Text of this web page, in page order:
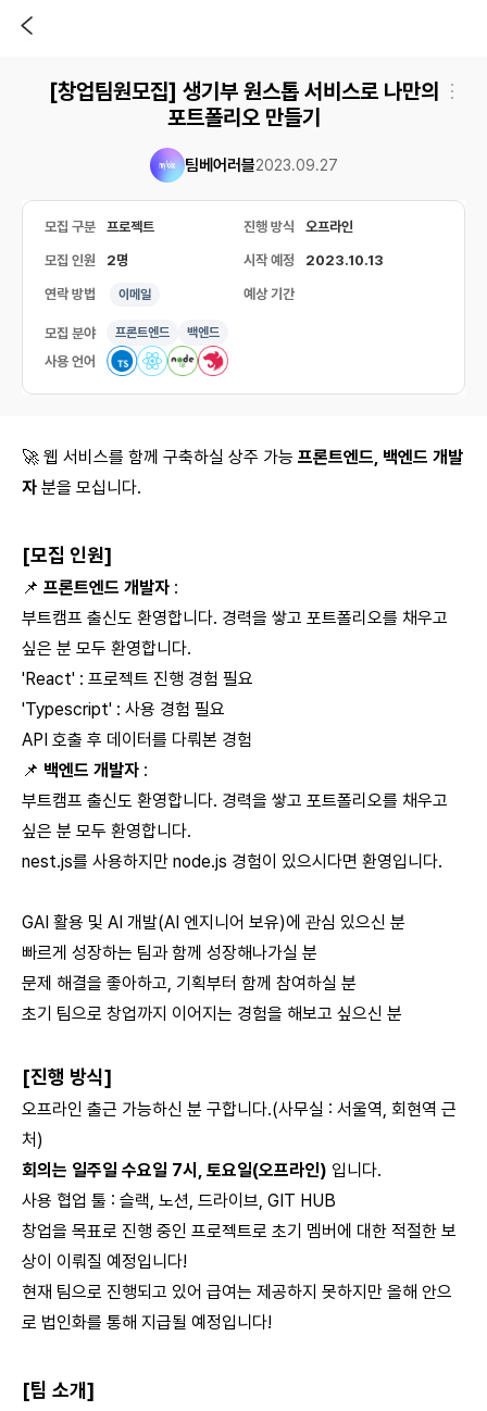
[창업팀원모집] 생기부 원스톱 서비스로 나만의
포트폴리오 만들기
팀베어러블2023.09.27
모집 구분 프로젝트 진행 방식 오프라인
모집 인원 2명 시작 예정 2023.10.13
연락 방법 이메일 예상 기간
모집 분야 프론트엔드 백엔드
사용 언어
🚀 웹 서비스를 함께 구축하실 상주 가능 프론트엔드, 백엔드 개발
자 분을 모십니다.
[모집 인원]
📌 프론트엔드 개발자 :
부트캠프 출신도 환영합니다. 경력을 쌓고 포트폴리오를 채우고
싶은 분 모두 환영합니다.
'React' : 프로젝트 진행 경험 필요
'Typescript' : 사용 경험 필요
API 호출 후 데이터를 다뤄본 경험
📌 백엔드 개발자 :
부트캠프 출신도 환영합니다. 경력을 쌓고 포트폴리오를 채우고
싶은 분 모두 환영합니다.
nest.js를 사용하지만 node.js 경험이 있으시다면 환영입니다.
GAI 활용 및 AI 개발(AI 엔지니어 보유)에 관심 있으신 분
빠르게 성장하는 팀과 함께 성장해나가실 분
문제 해결을 좋아하고, 기획부터 함께 참여하실 분
초기 팀으로 창업까지 이어지는 경험을 해보고 싶으신 분
[진행 방식]
오프라인 출근 가능하신 분 구합니다.(사무실 : 서울역, 회현역 근
처)
회의는 일주일 수요일 7시, 토요일(오프라인) 입니다.
사용 협업 툴 : 슬랙, 노션, 드라이브, GIT HUB
창업을 목표로 진행 중인 프로젝트로 초기 멤버에 대한 적절한 보
상이 이뤄질 예정입니다!
현재 팀으로 진행되고 있어 급여는 제공하지 못하지만 올해 안으
로 법인화를 통해 지급될 예정입니다!
[팀 소개]